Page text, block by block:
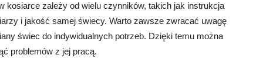
zależy od wielu czynników, takich jak instrukcja
i jakość samej świecy. Warto zawsze zwracać uwagę
świec do indywidualnych potrzeb. Dzięki temu można
problemów z jej pracą.